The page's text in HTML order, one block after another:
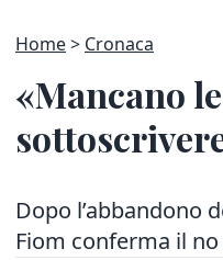
Home Cronaca
«Mancano
Dopo l’abbandono
Fiom conferma il no